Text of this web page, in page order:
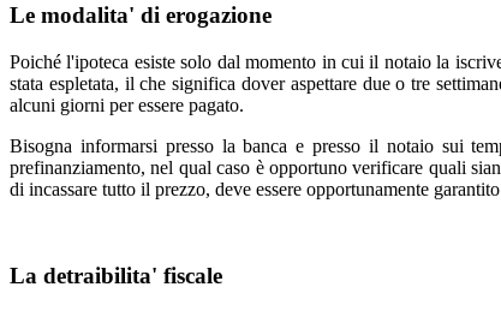
Le modalita' di erogazione
Poiché l'ipoteca esiste solo dal momento in cui il notaio la
stata espletata, il che significa dover aspettare due o tre
alcuni giorni per essere pagato.
Bisogna informarsi presso la banca e presso il notaio sui
prefinanziamento, nel qual caso è opportuno verificare quali
di incassare tutto il prezzo, deve essere opportunamente
La detraibilita' fiscale